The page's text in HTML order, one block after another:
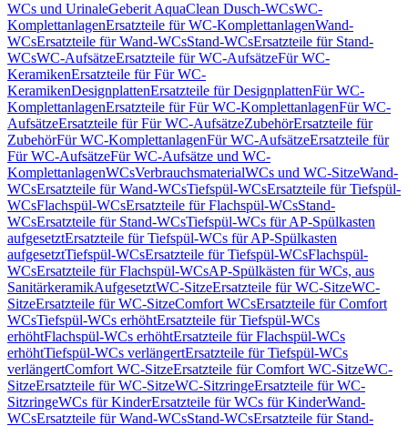
WCs und UrinaleGeberit AquaClean Dusch-WCsWC-
KomplettanlagenErsatzteile für WC-KomplettanlagenWand-
WCsErsatzteile für Wand-WCsStand-WCsErsatzteile für Stand-
WCsWC-AufsätzeErsatzteile für WC-AufsätzeFür WC-
KeramikenErsatzteile für Für WC-
KeramikenDesignplattenErsatzteile für DesignplattenFür WC-
KomplettanlagenErsatzteile für Für WC-KomplettanlagenFür WC-
AufsätzeErsatzteile für Für WC-AufsätzeZubehörErsatzteile für
ZubehörFür WC-KomplettanlagenFür WC-AufsätzeErsatzteile für
Für WC-AufsätzeFür WC-Aufsätze und WC-
KomplettanlagenWCsVerbrauchsmaterialWCs und WC-SitzeWand-
WCsErsatzteile für Wand-WCsTiefspül-WCsErsatzteile für Tiefspül-
WCsFlachspül-WCsErsatzteile für Flachspül-WCsStand-
WCsErsatzteile für Stand-WCsTiefspül-WCs für AP-Spülkasten
aufgesetztErsatzteile für Tiefspül-WCs für AP-Spülkasten
aufgesetztTiefspül-WCsErsatzteile für Tiefspül-WCsFlachspül-
WCsErsatzteile für Flachspül-WCsAP-Spülkästen für WCs, aus
SanitärkeramikAufgesetztWC-SitzeErsatzteile für WC-SitzeWC-
SitzeErsatzteile für WC-SitzeComfort WCsErsatzteile für Comfort
WCsTiefspül-WCs erhöhtErsatzteile für Tiefspül-WCs
erhöhtFlachspül-WCs erhöhtErsatzteile für Flachspül-WCs
erhöhtTiefspül-WCs verlängertErsatzteile für Tiefspül-WCs
verlängertComfort WC-SitzeErsatzteile für Comfort WC-SitzeWC-
SitzeErsatzteile für WC-SitzeWC-SitzringeErsatzteile für WC-
SitzringeWCs für KinderErsatzteile für WCs für KinderWand-
WCsErsatzteile für Wand-WCsStand-WCsErsatzteile für Stand-